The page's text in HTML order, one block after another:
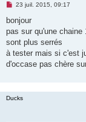
M
s
a
g
n
o
23 juil. 2015, 09:17
bonjour
pas sur qu'une
sont plus serrés
à tester mais si c'est
d'occase pas chère
Ducks